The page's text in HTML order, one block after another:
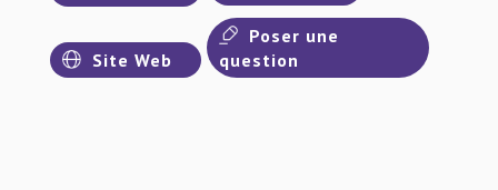
Site Web
Poser une
question